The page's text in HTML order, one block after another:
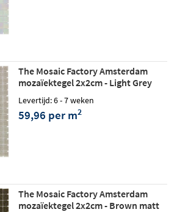
The Mosaic Factory Amsterdam
mozaïektegel 2x2cm - Light Grey
Levertijd: 6 - 7 weken
59,96 per m2
The Mosaic Factory Amsterdam
mozaïektegel 2x2cm - Brown matt